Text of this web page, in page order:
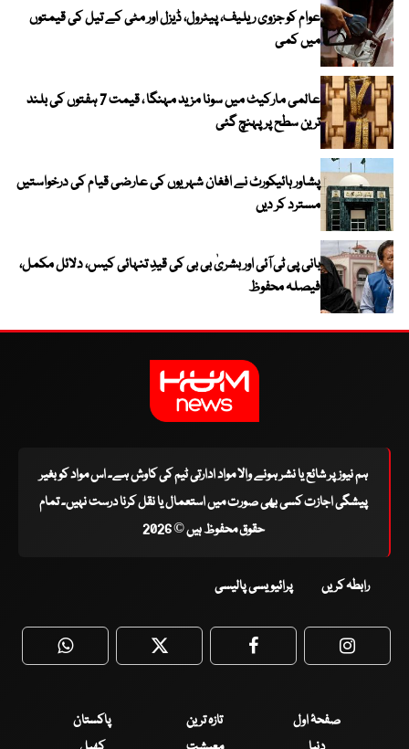
عوام کو جزوی ریلیف، پیٹرول، ڈیزل اور مٹی کے تیل کی قیمتوں
میں کمی
عالمی مارکیٹ میں سونا مزید مہنگا ، قیمت 7 ہفتوں کی بلند
ترین سطح پر پہنچ گئی
پشاور ہائیکورٹ نے افغان شہریوں کی عارضی قیام کی درخواستیں
مسترد کر دیں
بانی پی ٹی آئی اور بشریٰ بی بی کی قیدِ تنہائی کیس، دلائل مکمل،
فیصلہ محفوظ
ہم نیوز پر شائع یا نشر ہونے والا مواد ادارتی ٹیم کی کاوش ہے۔ اس مواد کو بغیر
پیشگی اجازت کسی بھی صورت میں استعمال یا نقل کرنا درست نہیں۔ تمام
حقوق محفوظ ہیں © 2026
رابطہ کریں پرائیویسی پالیسی
WhatsApp Twitter Facebook
صفحۂ اول تازہ ترین
پاکستان